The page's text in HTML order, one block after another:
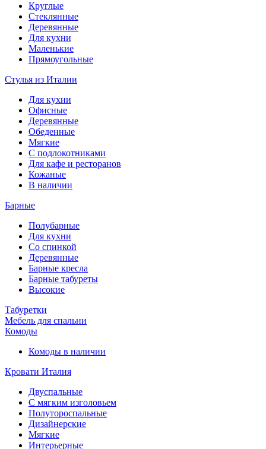
Круглые
Стеклянные
Деревянные
Для кухни
Маленькие
Прямоугольные
Стулья из Италии
Для кухни
Офисные
Деревянные
Обеденные
Мягкие
С подлокотниками
Для кафе и ресторанов
Кожаные
В наличии
Барные
Полубарные
Для кухни
Со спинкой
Деревянные
Барные кресла
Барные табуреты
Высокие
Табуретки
Мебель для спальни
Комоды
Комоды в наличии
Кровати Италия
Двуспальные
С мягким изголовьем
Полутороспальные
Дизайнерские
Мягкие
Интерьерные